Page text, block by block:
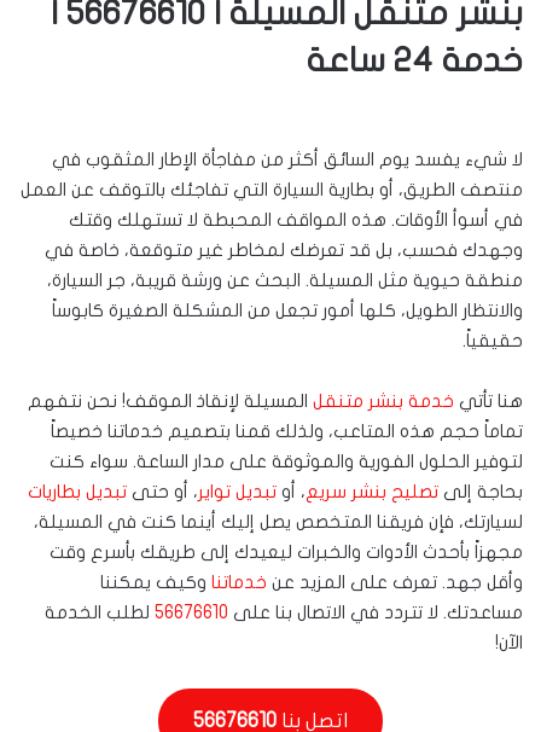
خدمة 24 ساعة
لا شيء يفسد يوم السائق أكثر من مفاجأة الإطار المثقوب في
منتصف الطريق، أو بطارية السيارة التي تفاجئك بالتوقف عن العمل
في أسوأ الأوقات. هذه المواقف المحبطة لا تستهلك وقتك
وجهدك فحسب، بل قد تعرضك لمخاطر غير متوقعة، خاصة في
منطقة حيوية مثل المسيلة. البحث عن ورشة قريبة، جر السيارة،
والانتظار الطويل، كلها أمور تجعل من المشكلة الصغيرة كابوساً
حقيقياً.
هنا تأتي خدمة بنشر متنقل المسيلة لإنقاذ الموقف! نحن نتفهم
تماماً حجم هذه المتاعب، ولذلك قمنا بتصميم خدماتنا خصيصاً
لتوفير الحلول الفورية والموثوقة على مدار الساعة. سواء كنت
بحاجة إلى تصليح بنشر سريع، أو تبديل تواير، أو حتى تبديل بطاريات
لسيارتك، فإن فريقنا المتخصص يصل إليك أينما كنت في المسيلة،
مجهزاً بأحدث الأدوات والخبرات ليعيدك إلى طريقك بأسرع وقت
وأقل جهد. تعرف على المزيد عن خدماتنا وكيف يمكننا
مساعدتك. لا تتردد في الاتصال بنا على 56676610 لطلب الخدمة
الآن!
اتصل بنا 56676610